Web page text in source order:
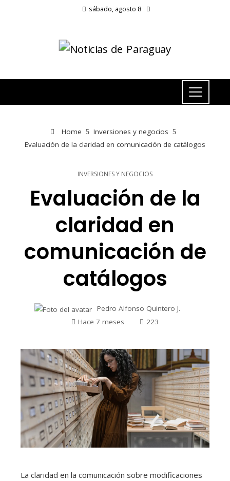
sábado, agosto 8
Home
Inversiones y negocios
Evaluación de la claridad en comunicación de catálogos
INVERSIONES Y NEGOCIOS
Evaluación de la
claridad en
comunicación de
catálogos
Pedro Alfonso Quintero J.
Hace 7 meses
223
La claridad en la comunicación sobre modificaciones